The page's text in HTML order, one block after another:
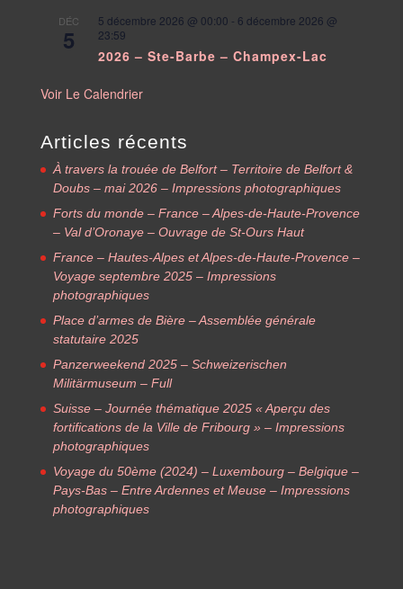
DÉC
5
5 décembre 2026 @ 00:00 - 6 décembre 2026 @
23:59
2026 – Ste-Barbe – Champex-Lac
Voir Le Calendrier
Articles récents
À travers la trouée de Belfort – Territoire de Belfort &
Doubs – mai 2026 – Impressions photographiques
Forts du monde – France – Alpes-de-Haute-Provence
– Val d’Oronaye – Ouvrage de St-Ours Haut
France – Hautes-Alpes et Alpes-de-Haute-Provence –
Voyage septembre 2025 – Impressions
photographiques
Place d’armes de Bière – Assemblée générale
statutaire 2025
Panzerweekend 2025 – Schweizerischen
Militärmuseum – Full
Suisse – Journée thématique 2025 « Aperçu des
fortifications de la Ville de Fribourg » – Impressions
photographiques
Voyage du 50ème (2024) – Luxembourg – Belgique –
Pays-Bas – Entre Ardennes et Meuse – Impressions
photographiques